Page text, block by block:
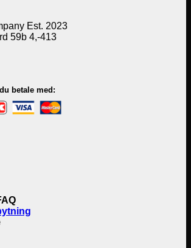
Est. 2023
59b 4,-413
betale med: